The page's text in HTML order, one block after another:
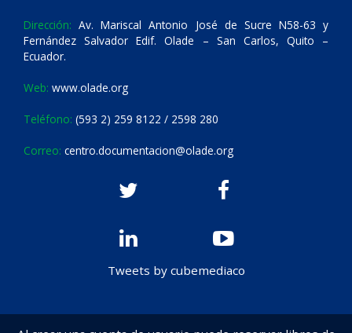
Dirección: Av. Mariscal Antonio José de Sucre N58-63 y
Fernández Salvador Edif. Olade – San Carlos, Quito –
Ecuador.
Web: www.olade.org
Teléfono: (593 2) 259 8122 / 2598 280
Correo: centro.documentacion@olade.org
Tweets by cubemediaco